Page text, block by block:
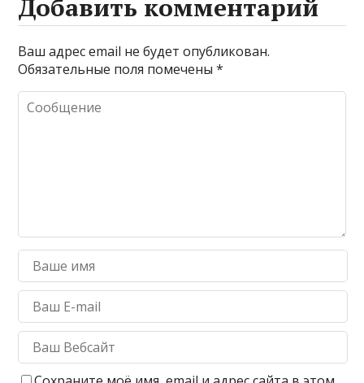
Добавить комментарий
Ваш адрес email не будет опубликован.
Обязательные поля помечены*